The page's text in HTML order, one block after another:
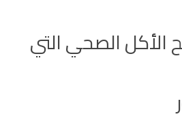
الأكل الصحي التي